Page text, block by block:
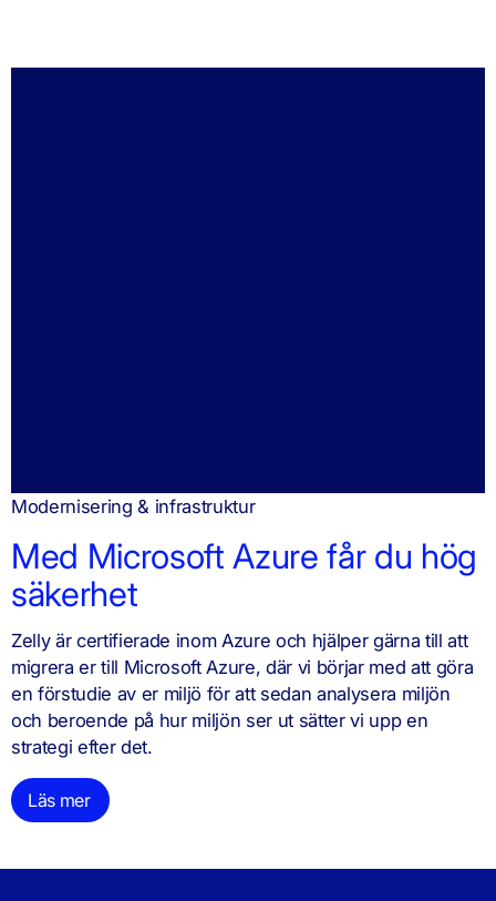
Modernisering & infrastruktur
Med Microsoft Azure får du hög
säkerhet
Zelly är certifierade inom Azure och hjälper gärna till att
migrera er till Microsoft Azure, där vi börjar med att göra
en förstudie av er miljö för att sedan analysera miljön
och beroende på hur miljön ser ut sätter vi upp en
strategi efter det.
Läs mer